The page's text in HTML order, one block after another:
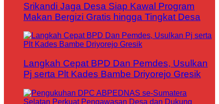
Srikandi Jaga Desa Siap Kawal Program
Makan Bergizi Gratis hingga Tingkat Desa
Langkah Cepat BPD Dan Pemdes, Usulkan
Pj serta Plt Kades Bambe Driyorejo Gresik